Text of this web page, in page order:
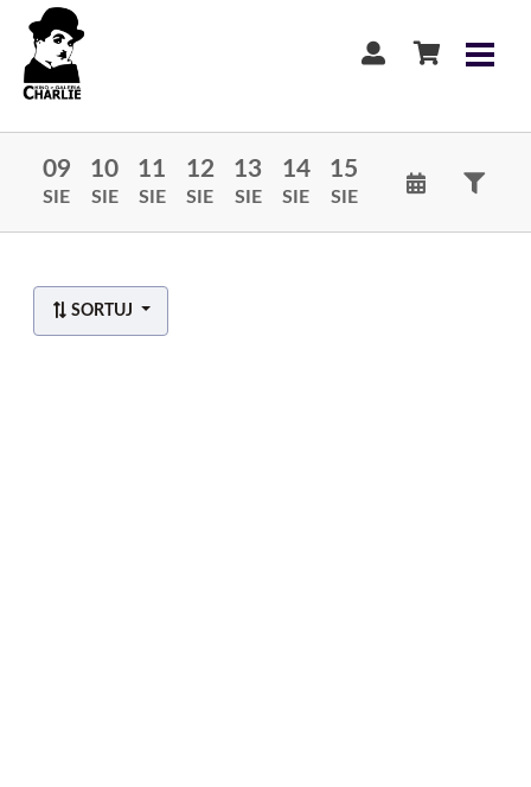
09
SIE
10
SIE
11
SIE
12
SIE
13
SIE
14
SIE
15
SIE
SORTUJ